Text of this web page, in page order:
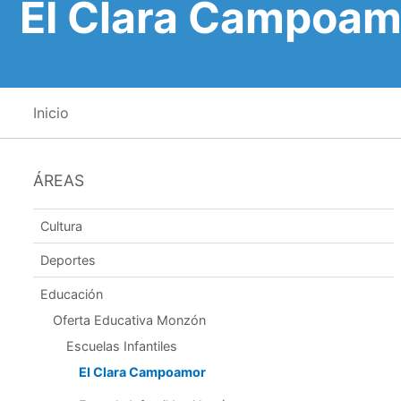
EI Clara
Inicio
ÁREAS
Cultura
Deportes
Educación
Oferta Educativa Monzón
Escuelas Infantiles
EI Clara Campoamor